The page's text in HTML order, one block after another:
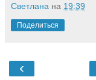
Светлана на 19:39
Поделиться
‹